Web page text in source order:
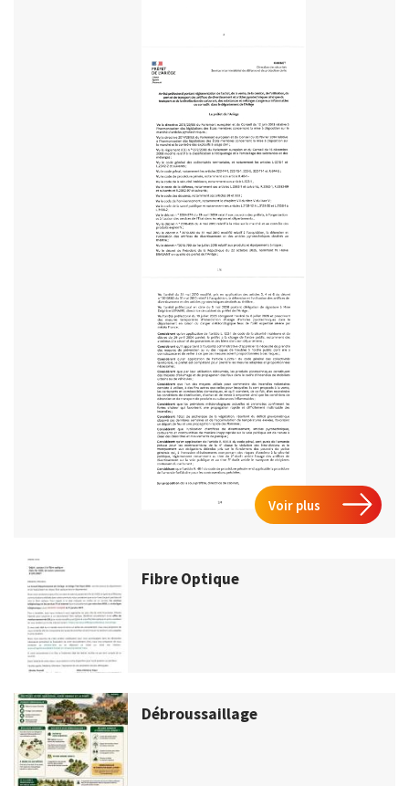
Voir plus
Fibre Optique
Débroussaillage